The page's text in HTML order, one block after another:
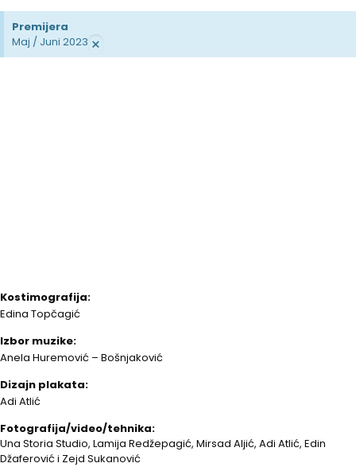
Premijera
Maj / Juni 2023 ×
Kostimografija:
Edina Topčagić
Izbor muzike:
Anela Huremović – Bošnjaković
Dizajn plakata:
Adi Atlić
Fotografija/video/tehnika:
Una Storia Studio, Lamija Redžepagić, Mirsad Aljić, Adi Atlić, Edin
Džaferović i Zejd Sukanović